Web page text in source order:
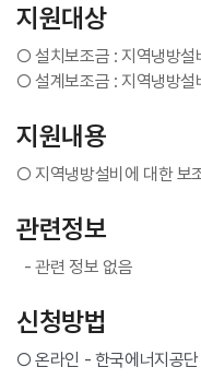
지원대상
○ 설치보조금 : 지역냉방설
○ 설계보조금 : 지역냉방설
지원내용
○ 지역냉방설비에 대한 보
관련정보
- 관련 정보 없음
신청방법
○ 온라인 - 한국에너지공